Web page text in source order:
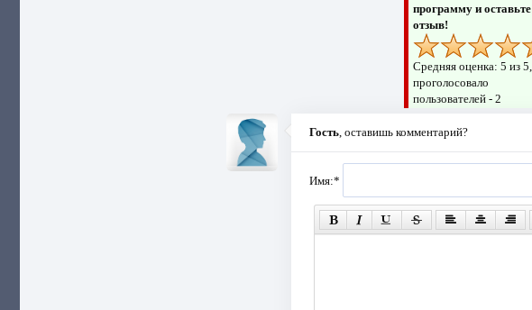
программу и оставьте
отзыв!
Средняя оценка:5 из
проголосовало
пользователей -2
Гость, оставишь комментарий?
Имя:*